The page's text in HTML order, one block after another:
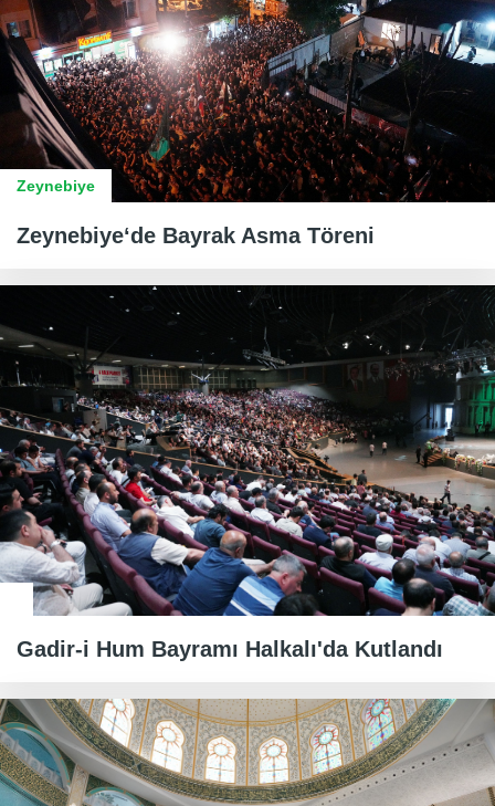
Zeynebiye
Zeynebiye‘de Bayrak Asma Töreni
Gadir-i Hum Bayramı Halkalı'da Kutlandı